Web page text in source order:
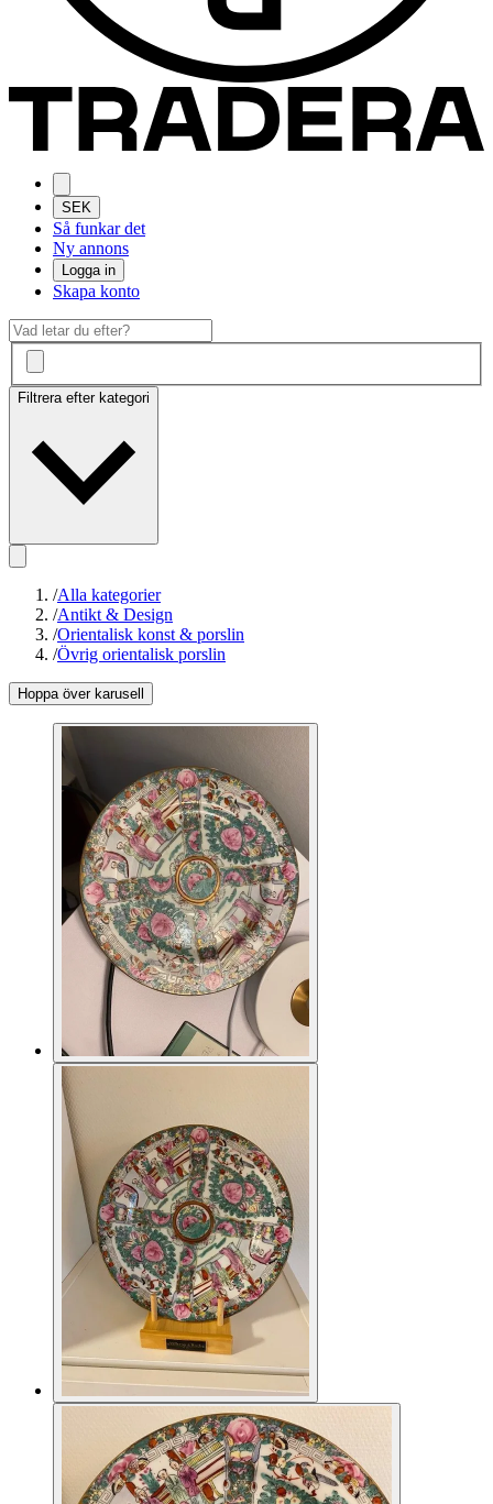
SEK
Så funkar det
Ny annons
Logga in
Skapa konto
Filtrera efter kategori
/Alla kategorier
/Antikt & Design
/Orientalisk konst & porslin
/Övrig orientalisk porslin
Hoppa över karusell